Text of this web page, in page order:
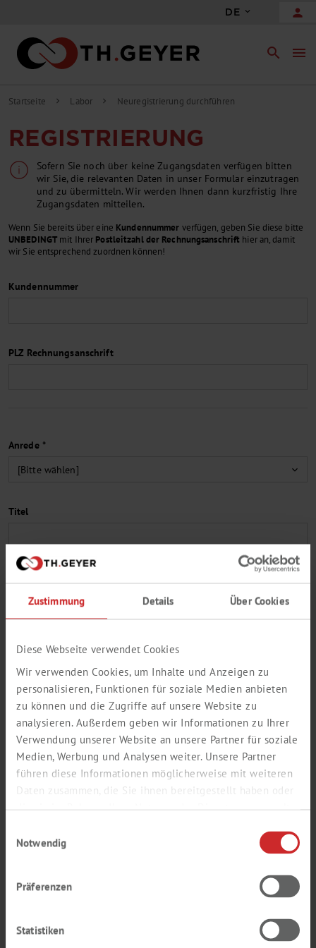
Zustimmung Details Über Cookies
Diese Webseite verwendet Cookies
Wir verwenden Cookies, um Inhalte und Anzeigen zu
personalisieren, Funktionen für soziale Medien anbieten
zu können und die Zugriffe auf unsere Website zu
analysieren. Außerdem geben wir Informationen zu Ihrer
Verwendung unserer Website an unsere Partner für soziale
Medien, Werbung und Analysen weiter. Unsere Partner
führen diese Informationen möglicherweise mit weiteren
Daten zusammen, die Sie ihnen bereitgestellt haben oder
die sie im Rahmen Ihrer Nutzung der Dienste gesammelt
Notwendig
Präferenzen
Statistiken
DE person
search menu
Startseite chevron_right Labor chevron_right Neuregistrierung durchführen
REGISTRIERUNG
Sofern Sie noch über keine Zugangsdaten verfügen bitten
wir Sie, die relevanten Daten in unser Formular einzutragen
und zu übermitteln. Wir werden Ihnen dann kurzfristig Ihre
Zugangsdaten mitteilen.
Wenn Sie bereits über eine Kundennummer verfügen, geben Sie diese bitte
UNBEDINGT mit Ihrer Postleitzahl der Rechnungsanschrift hier an, damit
wir Sie entsprechend zuordnen können!
Kundennummer
PLZ Rechnungsanschrift
Anrede *
Titel
Nachname *
E-Mail (Firmen-Adresse) *
Wiederholung E-Mail *
Passwort *